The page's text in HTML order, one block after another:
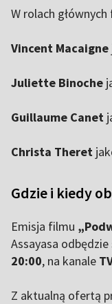
W rolach
Vincent Macaigne
Juliette Binoche
Guillaume Canet
Christa Theret
Gdzie i kiedy
Emisja filmu
Assayasa
20:00, na kanale
Z aktualną ofertą